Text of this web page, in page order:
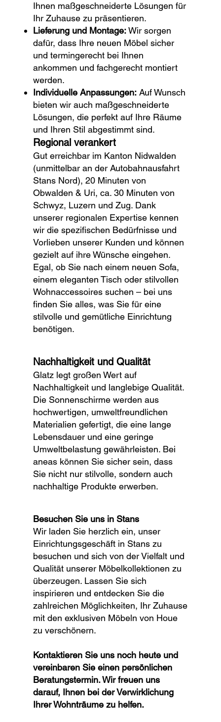
Ihnen maßgeschneiderte Lösungen für
Ihr Zuhause zu präsentieren.
Lieferung und Montage:Wir sorgen
dafür, dass Ihre neuen Möbel sicher
und termingerecht bei Ihnen
ankommen und fachgerecht montiert
werden.
Individuelle Anpassungen: Auf Wunsch
bieten wir auch maßgeschneiderte
Lösungen, die perfekt auf Ihre Räume
und Ihren Stil abgestimmt sind.
Regional verankert
Gut erreichbar im Kanton Nidwalden
(unmittelbar an der Autobahnausfahrt
Stans Nord), 20 Minuten von
Obwalden & Uri, ca. 30 Minuten von
Schwyz, Luzern und Zug. Dank
unserer regionalen Expertise kennen
wir die spezifischen Bedürfnisse und
Vorlieben unserer Kunden und können
gezielt auf ihre Wünsche eingehen.
Egal, ob Sie nach einem neuen Sofa,
einem eleganten Tisch oder stilvollen
Wohnaccessoires suchen – bei uns
finden Sie alles, was Sie für eine
stilvolle und gemütliche Einrichtung
benötigen.
Nachhaltigkeit und Qualität
Glatz legt großen Wert auf
Nachhaltigkeit und langlebige Qualität.
Die Sonnenschirme werden aus
hochwertigen, umweltfreundlichen
Materialien gefertigt, die eine lange
Lebensdauer und eine geringe
Umweltbelastung gewährleisten. Bei
aneas können Sie sicher sein, dass
Sie nicht nur stilvolle, sondern auch
nachhaltige Produkte erwerben.
Besuchen Sie uns in Stans
Wir laden Sie herzlich ein, unser
Einrichtungsgeschäft in Stans zu
besuchen und sich von der Vielfalt und
Qualität unserer Möbelkollektionen zu
überzeugen. Lassen Sie sich
inspirieren und entdecken Sie die
zahlreichen Möglichkeiten, Ihr Zuhause
mit den exklusiven Möbeln von Houe
zu verschönern.
Kontaktieren Sie uns noch heute und
vereinbaren Sie einen persönlichen
Beratungstermin. Wir freuen uns
darauf, Ihnen bei der Verwirklichung
Ihrer Wohnträume zu helfen.